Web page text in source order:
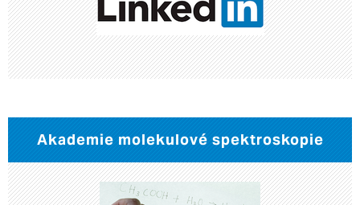
Akademie molekulové spektroskopie